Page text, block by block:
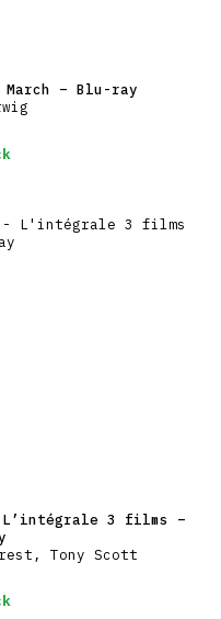
– Blu-ray
3 films –
Tony Scott